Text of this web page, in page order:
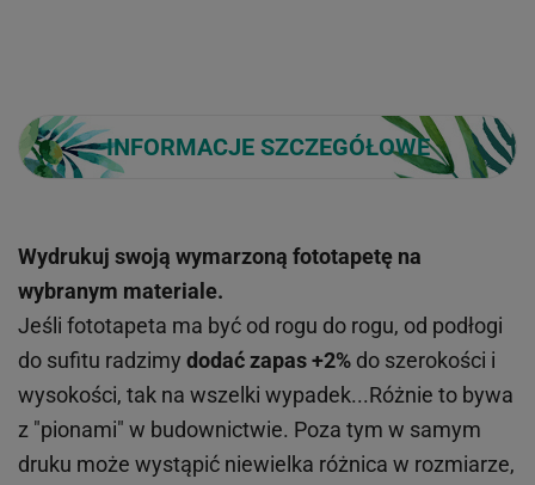
INFORMACJE SZCZEGÓŁOWE
Wydrukuj swoją wymarzoną fototapetę na
wybranym materiale.
Jeśli fototapeta ma być od rogu do rogu, od podłogi
do sufitu radzimy dodać zapas +2% do szerokości i
wysokości, tak na wszelki wypadek...Różnie to bywa
z "pionami" w budownictwie. Poza tym w samym
druku może wystąpić niewielka różnica w rozmiarze,